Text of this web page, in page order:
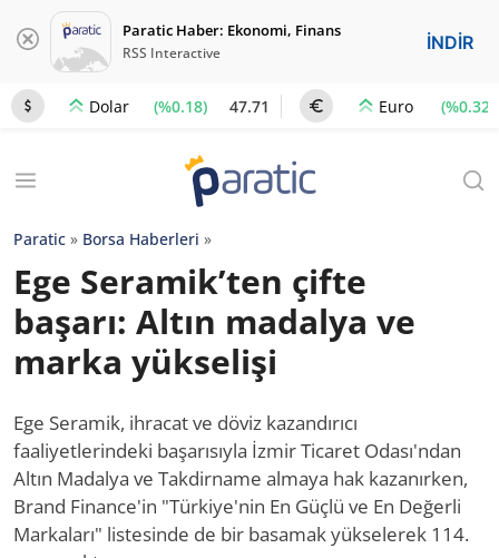
Paratic Haber: Ekonomi, Finans
RSS Interactive İNDİR
Dolar (%0.18) 47.71 Euro (%0.32)
Paratic » Borsa Haberleri »
Ege Seramik’ten çifte
başarı: Altın madalya ve
marka yükselişi
Ege Seramik, ihracat ve döviz kazandırıcı
faaliyetlerindeki başarısıyla İzmir Ticaret Odası'ndan
Altın Madalya ve Takdirname almaya hak kazanırken,
Brand Finance'in "Türkiye'nin En Güçlü ve En Değerli
Markaları" listesinde de bir basamak yükselerek 114.